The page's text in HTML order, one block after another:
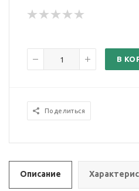
В
Поделиться
Описание